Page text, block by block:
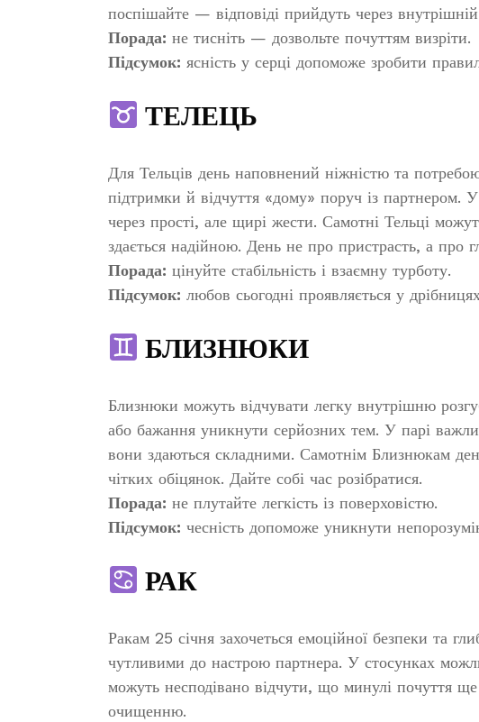
поспішайте — відповіді прийдуть через внутрішній
Порада: не тисніть — дозвольте почуттям визріти.
Підсумок: ясність у серці допоможе зробити
ТЕЛЕЦЬ
Для Тельців день наповнений ніжністю та
підтримки й відчуття «дому» поруч із партнером.
через прості, але щирі жести. Самотні Тельці
здається надійною. День не про пристрасть, а про
Порада: цінуйте стабільність і взаємну турботу.
Підсумок: любов сьогодні проявляється у
БЛИЗНЮКИ
Близнюки можуть відчувати легку внутрішню
або бажання уникнути серйозних тем. У парі
вони здаються складними. Самотнім Близнюкам
чітких обіцянок. Дайте собі час розібратися.
Порада: не плутайте легкість із поверховістю.
Підсумок: чесність допоможе уникнути
РАК
Ракам 25 січня захочеться емоційної безпеки та
чутливими до настрою партнера. У стосунках
можуть несподівано відчути, що минулі почуття
очищенню.